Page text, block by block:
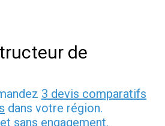
de
3 devis comparatifs
dans votre région.
sans engagement.